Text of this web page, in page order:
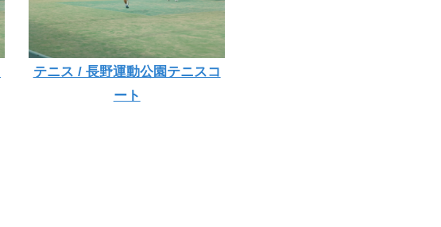
テニス / 長野運動公園テニスコ
ート